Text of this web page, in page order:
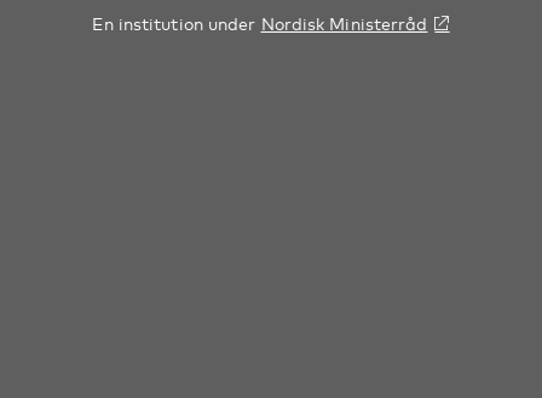
En institution under Nordisk Ministerråd